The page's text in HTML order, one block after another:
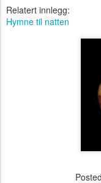
Relatert innlegg:
Hymne til natten
Posted